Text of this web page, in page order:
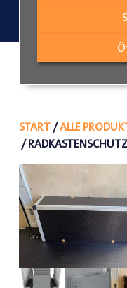
START/ALLE
/